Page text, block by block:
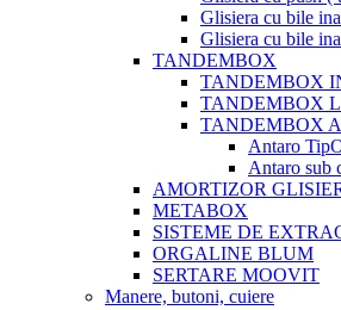
Glisiera cu bile
Glisiera cu bile
TANDEMBOX
TANDEMBOX
TANDEMBOX
TANDEMBOX
Antaro
Antaro sub
AMORTIZOR
METABOX
SISTEME DE
ORGALINE BLUM
SERTARE MOOVIT
Manere, butoni, cuiere